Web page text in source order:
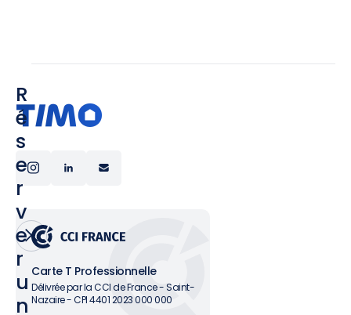
R
é
s
e
r
v
e
r
u
n
Carte T Professionnelle
Délivrée par la CCI de France - Saint-
Nazaire - CPI 4401 2023 000 000